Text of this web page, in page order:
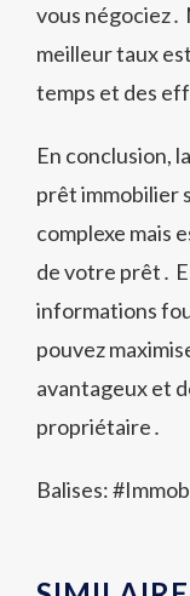
vous négociez․
meilleur taux
temps et des
En conclusion,
prêt immobilier
complexe mais
de votre prêt․
informations
pouvez
avantageux et
propriétaire․
Balises: #